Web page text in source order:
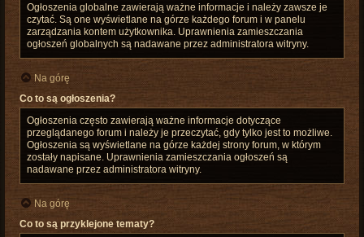
Ogłoszenia globalne zawierają ważne informacje i należy zawsze je
czytać. Są one wyświetlane na górze każdego forum i w panelu
zarządzania kontem użytkownika. Uprawnienia zamieszczania
ogłoszeń globalnych są nadawane przez administratora witryny.
Na górę
Co to są ogłoszenia?
Ogłoszenia często zawierają ważne informacje dotyczące
przeglądanego forum i należy je przeczytać, gdy tylko jest to możliwe.
Ogłoszenia są wyświetlane na górze każdej strony forum, w którym
zostały napisane. Uprawnienia zamieszczania ogłoszeń są
nadawane przez administratora witryny.
Na górę
Co to są przyklejone tematy?